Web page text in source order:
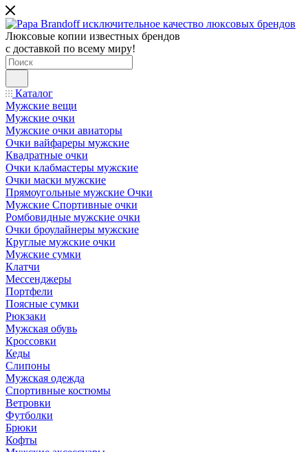
Люксовые копии известных брендов
с доставкой по всему миру!
Каталог
Мужские вещи
Мужские очки
Мужские очки авиаторы
Очки вайфареры мужские
Квадратные очки
Очки клабмастеры мужские
Очки маски мужские
Прямоугольные мужские Очки
Мужские Спортивные очки
Ромбовидные мужские очки
Очки броулайнеры мужские
Круглые мужские очки
Мужские сумки
Клатчи
Мессенджеры
Портфели
Поясные сумки
Рюкзаки
Мужская обувь
Кроссовки
Кеды
Слипоны
Мужская одежда
Спортивные костюмы
Ветровки
Футболки
Брюки
Кофты